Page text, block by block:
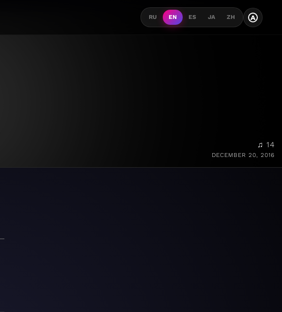
RU EN ES JA ZH A
♫ 14
DECEMBER 20, 2016